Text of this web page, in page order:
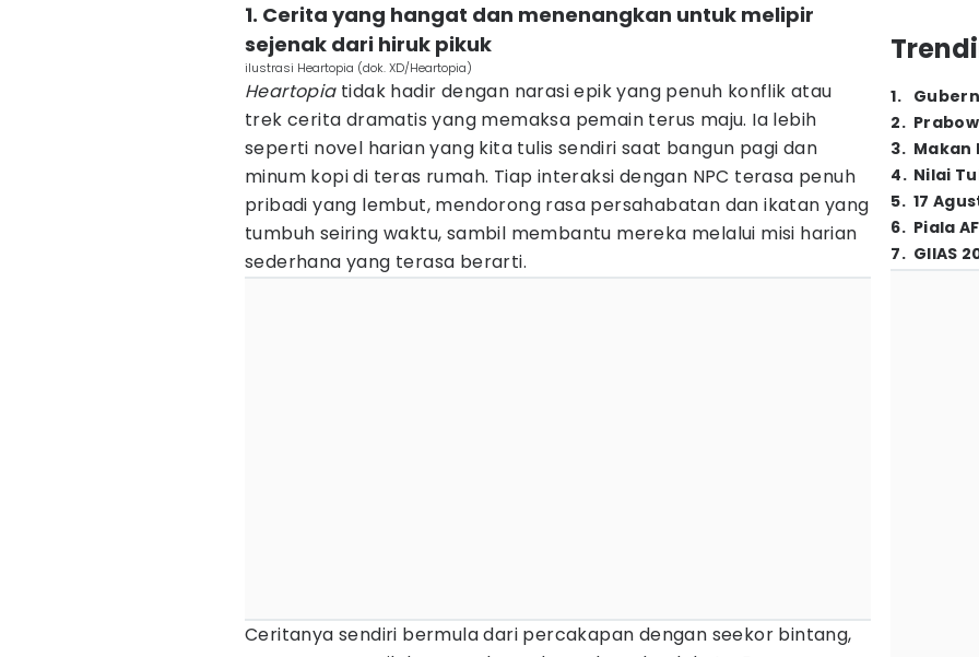
1. Cerita yang hangat dan menenangkan untuk melipir
sejenak dari hiruk pikuk
ilustrasi Heartopia (dok. XD/Heartopia)
Heartopiatidak hadir dengan narasi epik yang penuh konflik atau
trek cerita dramatis yang memaksa pemain terus maju. Ia lebih
seperti novel harian yang kita tulis sendiri saat bangun pagi dan
minum kopi di teras rumah. Tiap interaksi dengan NPC terasa penuh
pribadi yang lembut, mendorong rasa persahabatan dan ikatan yang
tumbuh seiring waktu, sambil membantu mereka melalui misi harian
sederhana yang terasa berarti.
Ceritanya sendiri bermula dari percakapan dengan seekor bintang,
1.
2.
3. Makan
4. Nilai
5. 17
6. Piala
7. GIIAS